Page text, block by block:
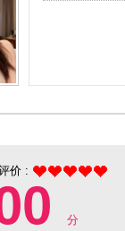
价 :
分